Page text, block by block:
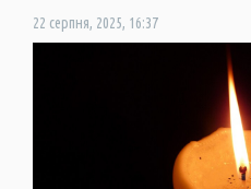
22 серпня, 2025, 16:37